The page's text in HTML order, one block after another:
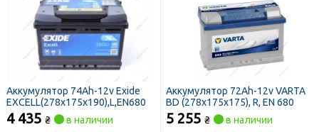
Аккумулятор 74Ah-12v Exide
EXCELL(278х175х190),L,EN680
4 435 ₴ в наличии
Аккумулятор 72Ah-12v VARTA
BD (278х175х175), R, EN 680
5 255 ₴ в наличии